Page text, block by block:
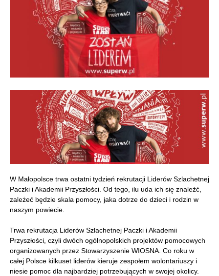
W Małopolsce trwa ostatni tydzień rekrutacji Liderów Szlachetnej
Paczki i Akademii Przyszłości. Od tego, ilu uda ich się znaleźć,
zależeć będzie skala pomocy, jaka dotrze do dzieci i rodzin w
naszym powiecie.
Trwa rekrutacja Liderów Szlachetnej Paczki i Akademii
Przyszłości, czyli dwóch ogólnopolskich projektów pomocowych
organizowanych przez Stowarzyszenie WIOSNA. Co roku w
całej Polsce kilkuset liderów kieruje zespołem wolontariuszy i
niesie pomoc dla najbardziej potrzebujących w swojej okolicy.